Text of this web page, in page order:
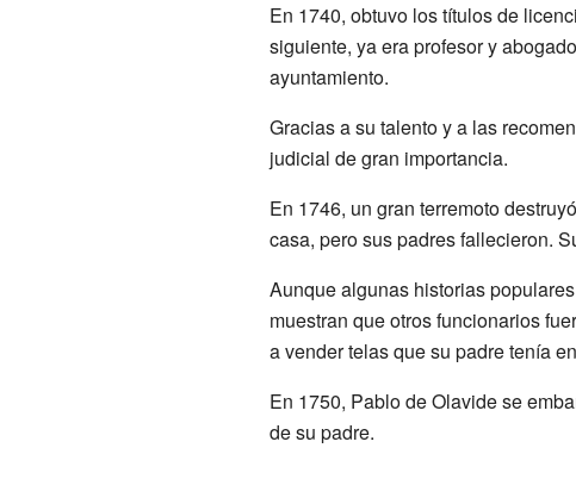
En 1740, obtuvo los títulos de
siguiente, ya era profesor y
ayuntamiento.
Gracias a su talento y a las
judicial de gran importancia.
En 1746, un gran terremoto
casa, pero sus padres fallecieron.
Aunque algunas historias
muestran que otros funcionarios
a vender telas que su padre tenía
En 1750, Pablo de Olavide se
de su padre.